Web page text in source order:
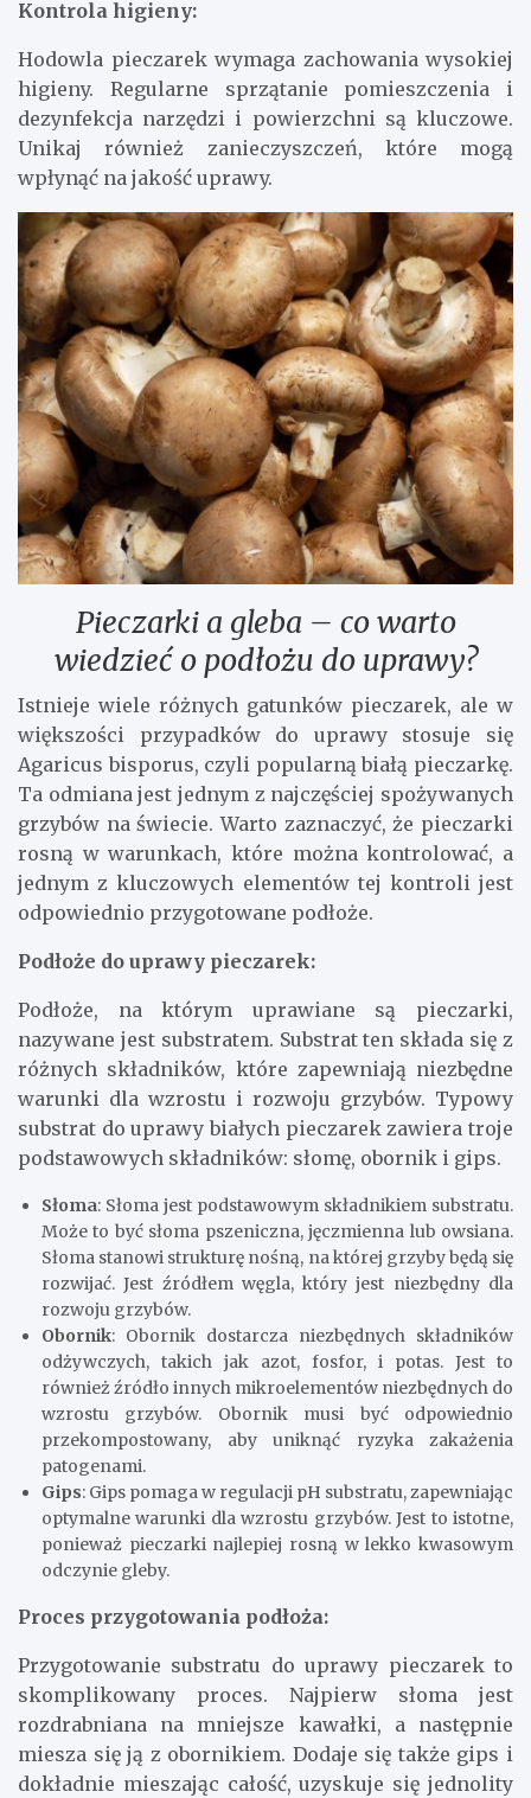
Kontrola higieny:
Hodowla pieczarek wymaga zachowania wysokiej
higieny. Regularne sprzątanie pomieszczenia i
dezynfekcja narzędzi i powierzchni są kluczowe.
Unikaj również zanieczyszczeń, które mogą
wpłynąć na jakość uprawy.
Pieczarki a gleba – co warto
wiedzieć o podłożu do uprawy?
Istnieje wiele różnych gatunków pieczarek, ale w
większości przypadków do uprawy stosuje się
Agaricus bisporus, czyli popularną białą pieczarkę.
Ta odmiana jest jednym z najczęściej spożywanych
grzybów na świecie. Warto zaznaczyć, że pieczarki
rosną w warunkach, które można kontrolować, a
jednym z kluczowych elementów tej kontroli jest
odpowiednio przygotowane podłoże.
Podłoże do uprawy pieczarek:
Podłoże, na którym uprawiane są pieczarki,
nazywane jest substratem. Substrat ten składa się z
różnych składników, które zapewniają niezbędne
warunki dla wzrostu i rozwoju grzybów. Typowy
substrat do uprawy białych pieczarek zawiera troje
podstawowych składników: słomę, obornik i gips.
Słoma: Słoma jest podstawowym składnikiem substratu.
Może to być słoma pszeniczna, jęczmienna lub owsiana.
Słoma stanowi strukturę nośną, na której grzyby będą się
rozwijać. Jest źródłem węgla, który jest niezbędny dla
rozwoju grzybów.
Obornik: Obornik dostarcza niezbędnych składników
odżywczych, takich jak azot, fosfor, i potas. Jest to
również źródło innych mikroelementów niezbędnych do
wzrostu grzybów. Obornik musi być odpowiednio
przekompostowany, aby uniknąć ryzyka zakażenia
patogenami.
Gips: Gips pomaga w regulacji pH substratu, zapewniając
optymalne warunki dla wzrostu grzybów. Jest to istotne,
ponieważ pieczarki najlepiej rosną w lekko kwasowym
odczynie gleby.
Proces przygotowania podłoża:
Przygotowanie substratu do uprawy pieczarek to
skomplikowany proces. Najpierw słoma jest
rozdrabniana na mniejsze kawałki, a następnie
miesza się ją z obornikiem. Dodaje się także gips i
dokładnie mieszając całość, uzyskuje się jednolity